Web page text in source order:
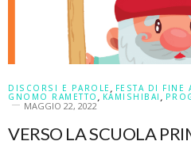
DISCORSI E PAROLE , FESTA DI FINE
GNOMO RAMETTO , KAMISHIBAI ,
MAGGIO 22, 2022
VERSO LA SCUOLA